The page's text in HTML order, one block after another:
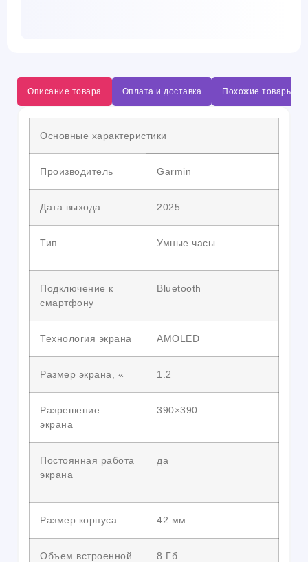
Описание товара Оплата и доставка Похожие товары
Основные характеристики
Производитель Garmin
Дата выхода 2025
Тип Умные часы
Подключение к
смартфону
Bluetooth
Технология экрана AMOLED
Размер экрана, « 1.2
Разрешение
экрана
390×390
Постоянная работа
экрана
да
Размер корпуса 42 мм
Объем встроенной
8 Гб